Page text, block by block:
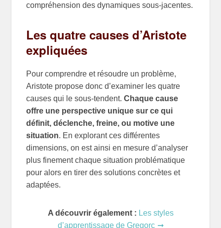
compréhension des dynamiques sous-jacentes.
Les quatre causes d’Aristote
expliquées
Pour comprendre et résoudre un problème,
Aristote propose donc d’examiner les quatre
causes qui le sous-tendent.Chaque cause
offre une perspective unique sur ce qui
définit, déclenche, freine, ou motive une
situation. En explorant ces différentes
dimensions, on est ainsi en mesure d’analyser
plus finement chaque situation problématique
pour alors en tirer des solutions concrètes et
adaptées.
A découvrir également : Les styles
d’apprentissage de Gregorc